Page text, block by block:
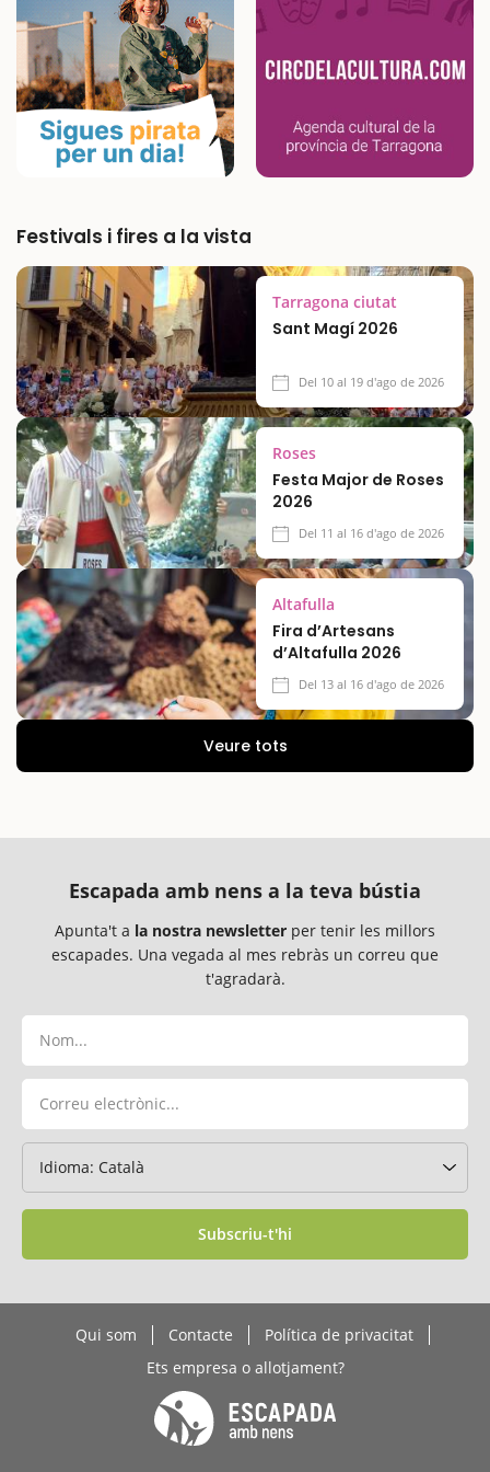
Festivals i fires a la vista
Tarragona ciutat
Sant Magí 2026
Del 10 al 19 d'ago de 2026
Roses
Festa Major de Roses
2026
Del 11 al 16 d'ago de 2026
Altafulla
Fira d’Artesans
d’Altafulla 2026
Del 13 al 16 d'ago de 2026
Veure tots
Escapada amb nens a la teva bústia
Apunta't a la nostra newsletter per tenir les millors
escapades. Una vegada al mes rebràs un correu que
t'agradarà.
Subscriu-t'hi
Qui som Contacte
Política de privacitat
Ets empresa o allotjament?